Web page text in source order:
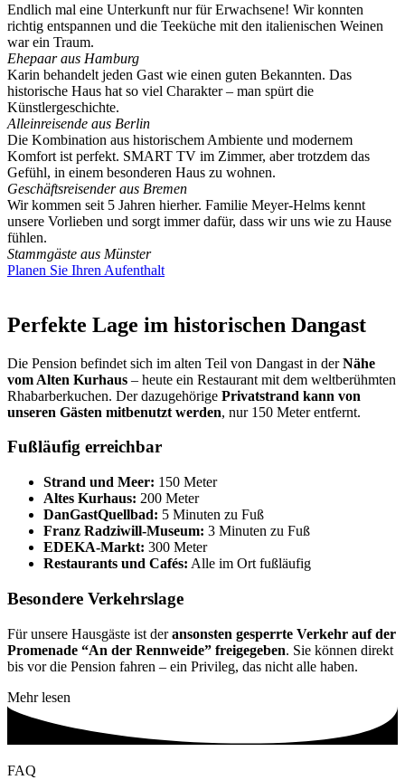
Endlich mal eine Unterkunft nur für Erwachsene! Wir konnten
richtig entspannen und die Teeküche mit den italienischen Weinen
war ein Traum.
Ehepaar aus Hamburg
Karin behandelt jeden Gast wie einen guten Bekannten. Das
historische Haus hat so viel Charakter – man spürt die
Künstlergeschichte.
Alleinreisende aus Berlin
Die Kombination aus historischem Ambiente und modernem
Komfort ist perfekt. SMART TV im Zimmer, aber trotzdem das
Gefühl, in einem besonderen Haus zu wohnen.
Geschäftsreisender aus Bremen
Wir kommen seit 5 Jahren hierher. Familie Meyer-Helms kennt
unsere Vorlieben und sorgt immer dafür, dass wir uns wie zu Hause
fühlen.
Stammgäste aus Münster
Planen Sie Ihren Aufenthalt
Perfekte Lage im historischen Dangast
Die Pension befindet sich im alten Teil von Dangast in derNähe
vom Alten Kurhaus – heute ein Restaurant mit dem weltberühmten
Rhabarberkuchen. Der dazugehörige Privatstrand kann von
unseren Gästen mitbenutzt werden, nur 150 Meter entfernt.
Fußläufig erreichbar
Strand und Meer: 150 Meter
Altes Kurhaus: 200 Meter
DanGastQuellbad: 5 Minuten zu Fuß
Franz Radziwill-Museum: 3 Minuten zu Fuß
EDEKA-Markt: 300 Meter
Restaurants und Cafés: Alle im Ort fußläufig
Besondere Verkehrslage
Für unsere Hausgäste ist deransonsten gesperrte Verkehr auf der
Promenade “An der Rennweide” freigegeben. Sie können direkt
bis vor die Pension fahren – ein Privileg, das nicht alle haben.
Mehr lesen
FAQ